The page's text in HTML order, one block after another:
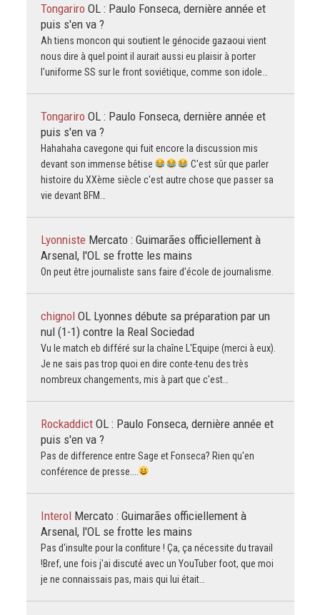
Tongariro OL : Paulo Fonseca, dernière année et
puis s'en va ?
Ah tiens moncon qui soutient le génocide gazaoui vient
nous dire à quel point il aurait aussi eu plaisir à porter
l'uniforme SS sur le front soviétique, comme son idole…
Tongariro OL : Paulo Fonseca, dernière année et
puis s'en va ?
Hahahaha cavegone qui fuit encore la discussion mis
devant son immense bêtise
C'est sûr que parler
histoire du XXème siècle c'est autre chose que passer sa
vie devant BFM…
Lyonniste Mercato : Guimarães officiellement à
Arsenal, l'OL se frotte les mains
On peut être journaliste sans faire d'école de journalisme.
chignol OL Lyonnes débute sa préparation par un
nul (1-1) contre la Real Sociedad
Vu le match eb différé sur la chaîne L'Equipe (merci à eux).
Je ne sais pas trop quoi en dire conte-tenu des très
nombreux changements, mis à part que c'est…
Rockaddict OL : Paulo Fonseca, dernière année et
puis s'en va ?
Pas de difference entre Sage et Fonseca? Rien qu'en
conférence de presse....
Interol Mercato : Guimarães officiellement à
Arsenal, l'OL se frotte les mains
Pas d'insulte pour la confiture ! Ça, ça nécessite du travail
!Bref, une fois j'ai discuté avec un YouTuber foot, que moi
je ne connaissais pas, mais qui lui était…